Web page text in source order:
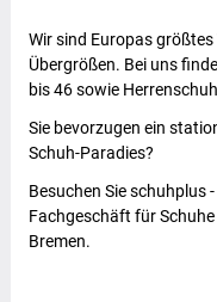
Wir sind Europas
Übergrößen. Bei uns
bis 46 sowie
Sie bevorzugen ein
Schuh-Paradies?
Besuchen Sie schuhplus
Fachgeschäft für
Bremen.